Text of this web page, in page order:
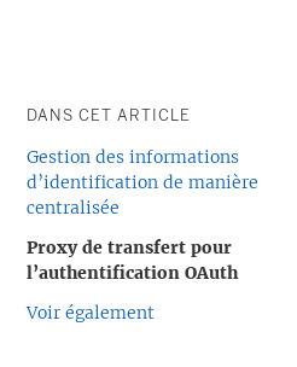
DANS CET ARTICLE
Gestion des informations
d’identification de manière
centralisée
Proxy de transfert pour
l’authentification OAuth
Voir également